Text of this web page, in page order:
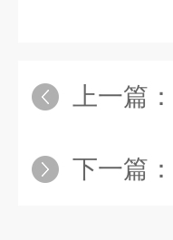
上一篇：
下一篇：